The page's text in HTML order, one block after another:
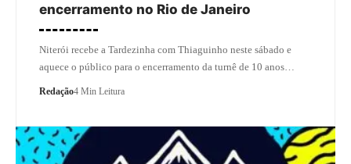
encerramento no Rio de Janeiro
Niterói recebe a Tardezinha com Thiaguinho neste sábado e
aquece o público para o encerramento da turnê de 10 anos…
Redação4 Min Leitura